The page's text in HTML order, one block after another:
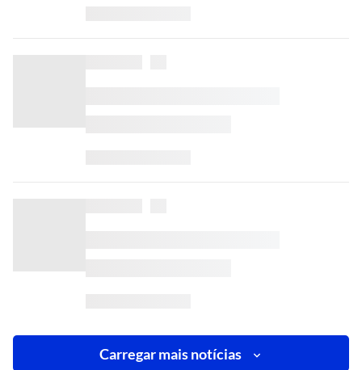
Carregar mais notícias